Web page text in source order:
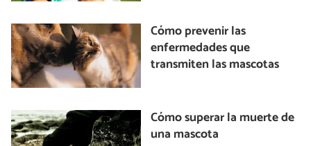
Cómo prevenir las
enfermedades que
transmiten las mascotas
Cómo superar la muerte de
una mascota